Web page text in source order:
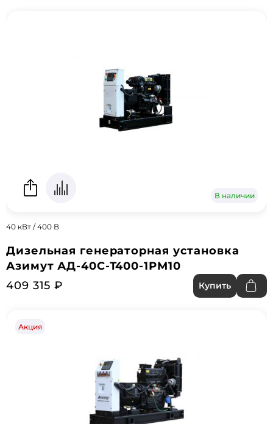
В наличии
40 кВт / 400 В
Дизельная генераторная установка
Азимут АД-40С-Т400-1РМ10
409 315 ₽
Купить
Акция